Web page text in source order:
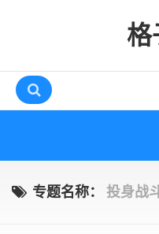
格
互动
专题名称： 投身战